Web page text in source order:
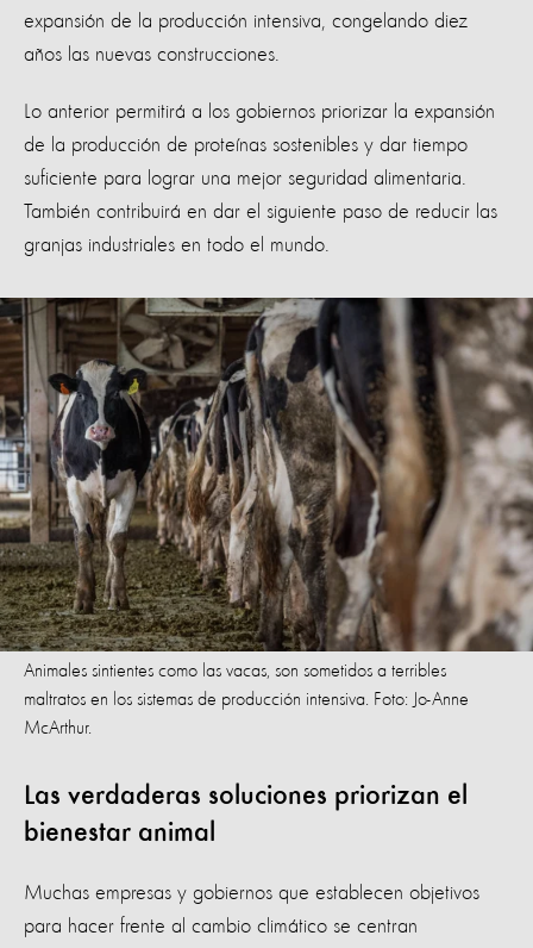
expansión de la producción intensiva, congelando diez
años las nuevas construcciones.
Lo anterior permitirá a los gobiernos priorizar la expansión
de la producción de proteínas sostenibles y dar tiempo
suficiente para lograr una mejor seguridad alimentaria.
También contribuirá en dar el siguiente paso de reducir las
granjas industriales en todo el mundo.
Animales sintientes como las vacas, son sometidos a terribles
maltratos en los sistemas de producción intensiva. Foto: Jo-Anne
McArthur.
Las verdaderas soluciones priorizan el
bienestar animal
Muchas empresas y gobiernos que establecen objetivos
para hacer frente al cambio climático se centran